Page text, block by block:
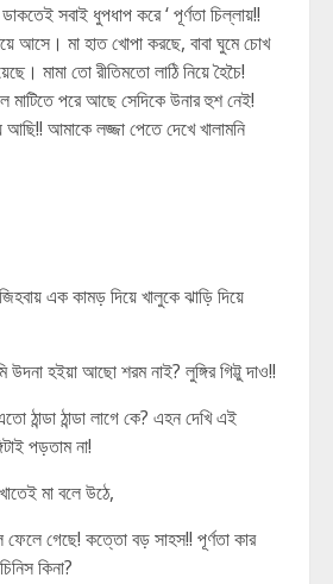
ডাকতেই সবাই ধুপধাপ করে ‘ পূর্ণতা চিল্লায়!!
আসে। মা হাত খোপা করছে, বাবা ঘুমে চোখ
মামা তো রীতিমতো লাঠি নিয়ে হৈচৈ!
মাটিতে পরে আছে সেদিকে উনার হুশ নেই!
আমাকে লজ্জা পেতে দেখে খালামনি
এক কামড় দিয়ে খালুকে ঝাড়ি দিয়ে
উদনা হইয়া আছো শরম নাই? লুঙ্গির গিট্টু দাও!!
ঠান্ডা ঠান্ডা লাগে কে? এহন দেখি এই
পড়তাম না!
মা বলে উঠে,
গেছে! কত্তো বড় সাহস!! পূর্ণতা কার
কিনা?